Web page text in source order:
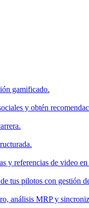
gamificado.
y obtén
y referencias de video
tus pilotos con gestión
análisis MRP y